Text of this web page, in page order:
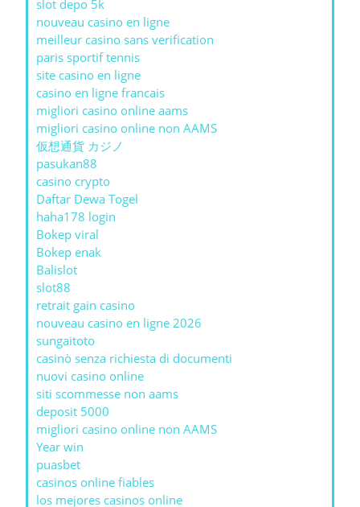
slot depo 5k
nouveau casino en ligne
meilleur casino sans verification
paris sportif tennis
site casino en ligne
casino en ligne francais
migliori casino online aams
migliori casino online non AAMS
仮想通貨 カジノ
pasukan88
casino crypto
Daftar Dewa Togel
haha178 login
Bokep viral
Bokep enak
Balislot
slot88
retrait gain casino
nouveau casino en ligne 2026
sungaitoto
casinò senza richiesta di documenti
nuovi casino online
siti scommesse non aams
deposit 5000
migliori casino online non AAMS
Year win
puasbet
casinos online fiables
los mejores casinos online